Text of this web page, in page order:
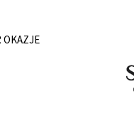
OKAZJE